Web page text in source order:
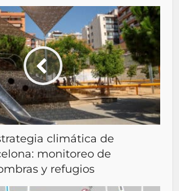
climática de
monitoreo de
y refugios